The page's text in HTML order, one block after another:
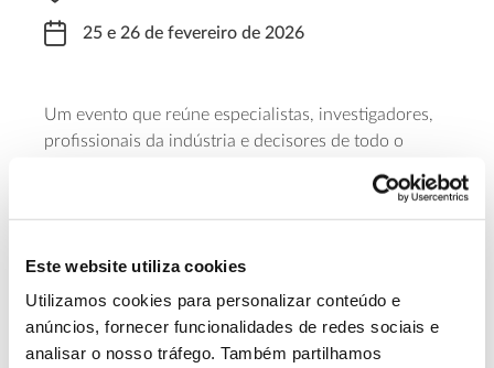
Este website utiliza cookies
Utilizamos cookies para personalizar conteúdo e
anúncios, fornecer funcionalidades de redes sociais e
analisar o nosso tráfego. Também partilhamos
25 e 26 de fevereiro de 2026
Um evento que reúne especialistas, investigadores,
profissionais da indústria e decisores de todo o
relações água-planta e a sua relevância para os
desafios do ambiente e da produtividade agrícola e
Saber mais